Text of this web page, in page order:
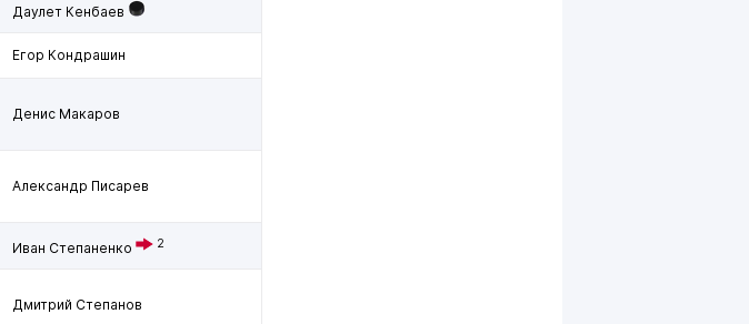
Даулет Кенбаев
Егор Кондрашин
Денис Макаров
Александр Писарев
Иван Степаненко 2
Дмитрий Степанов